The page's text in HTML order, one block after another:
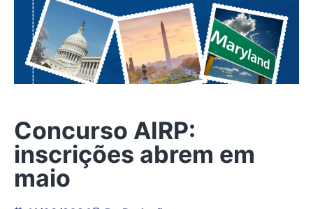
Concurso AIRP:
inscrições abrem em
maio